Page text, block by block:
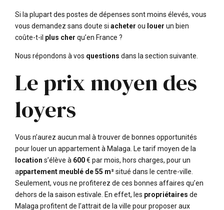
Si la plupart des postes de dépenses sont moins élevés, vous
vous demandez sans doute si acheter ou louer un bien
coûte-t-il plus cher qu’en France ?
Nous répondons à vos questions dans la section suivante.
Le prix moyen des
loyers
Vous n’aurez aucun mal à trouver de bonnes opportunités
pour louer un appartement à Malaga. Le tarif moyen de la
location s’élève à 600€ par mois, hors charges, pour un
appartement meublé de 55 m²situé dans le centre-ville.
Seulement, vous ne profiterez de ces bonnes affaires qu’en
dehors de la saison estivale. En effet, les propriétaires de
Malaga profitent de l’attrait de la ville pour proposer aux